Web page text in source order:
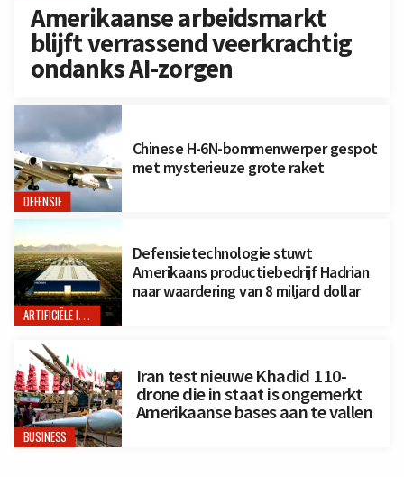
Amerikaanse arbeidsmarkt
blijft verrassend veerkrachtig
ondanks AI-zorgen
DEFENSIE
Chinese H-6N-bommenwerper gespot
met mysterieuze grote raket
ARTIFICIËLE INTELLIGENTIE
Defensietechnologie stuwt
Amerikaans productiebedrijf Hadrian
naar waardering van 8 miljard dollar
BUSINESS
Iran test nieuwe Khadid 110-
drone die in staat is ongemerkt
Amerikaanse bases aan te vallen